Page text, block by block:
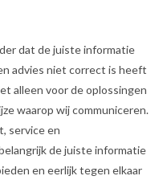
dat de juiste informatie
advies niet correct is heeft
alleen voor de oplossingen
waarop wij communiceren.
service en
de juiste informatie
en eerlijk tegen elkaar